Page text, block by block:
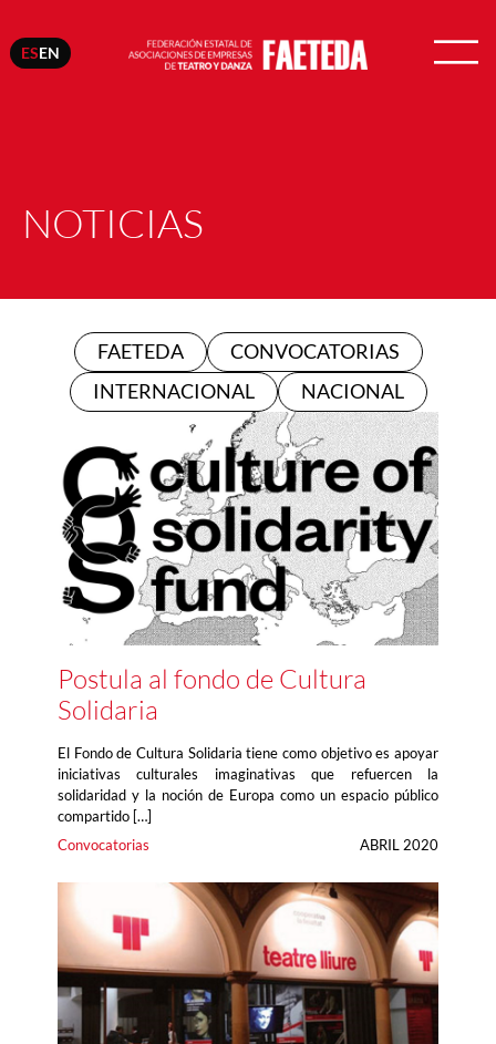
ESEN
NOTICIAS
FAETEDA
CONVOCATORIAS
INTERNACIONAL
NACIONAL
Postula al fondo de Cultura
Solidaria
El Fondo de Cultura Solidaria tiene como objetivo es apoyar
iniciativas culturales imaginativas que refuercen la
solidaridad y la noción de Europa como un espacio público
compartido […]
Convocatorias
ABRIL 2020